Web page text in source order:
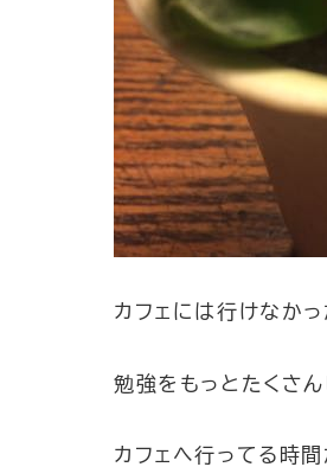
カフェには行けなか
勉強をもっとたくさん
カフェへ行ってる時